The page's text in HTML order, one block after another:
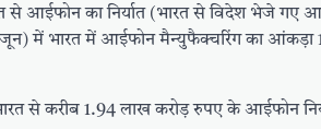
से आईफोन का निर्यात (भारत से विदेश भेजे
में भारत में आईफोन मैन्युफैक्चरिंग का आंकड़ा
से करीब 1.94 लाख करोड़ रुपए के आईफोन